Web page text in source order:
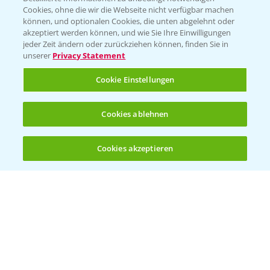
(noch 4)
KONTAKT
Hilfe in Notfällen
T.+49 (0)214/30-20220
Folgen Sie uns
Cookies, ohne die wir die Webseite nicht verfügbar machen
können, und optionalen Cookies, die unten abgelehnt oder
akzeptiert werden können, und wie Sie Ihre Einwilligungen
jeder Zeit ändern oder zurückziehen können, finden Sie in
unserer Privacy Statement
Cookie Einstellungen
Cookies ablehnen
Cookies akzeptieren